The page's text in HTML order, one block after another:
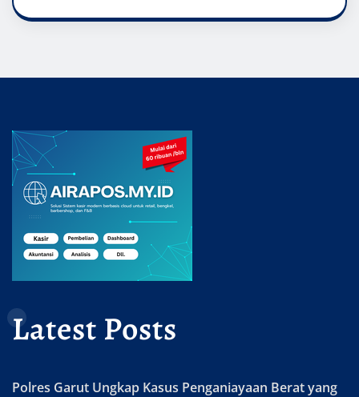
Latest Posts
Polres Garut Ungkap Kasus Penganiayaan Berat yang